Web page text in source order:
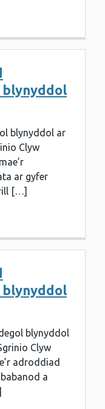
blynyddol
blynyddol ar
Clyw
ar gyfer
[…]
blynyddol
blynyddol
Clyw
adroddiad
a